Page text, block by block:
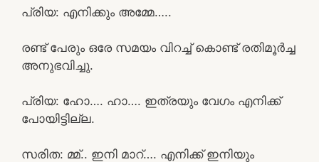
പ്രിയ: എനിക്കും അമ്മേ…..
രണ്ട് പേരും ഒരേ സമയം വിറച്ച് കൊണ്ട് രതിമൂർച്ച
അനുഭവിച്ചു.
പ്രിയ: ഹോ…. ഹാ…. ഇത്രയും വേഗം എനിക്ക്
പോയിട്ടില്ല.
സരിത: മ്മ്.. ഇനി മാറ്…. എനിക്ക് ഇനിയും